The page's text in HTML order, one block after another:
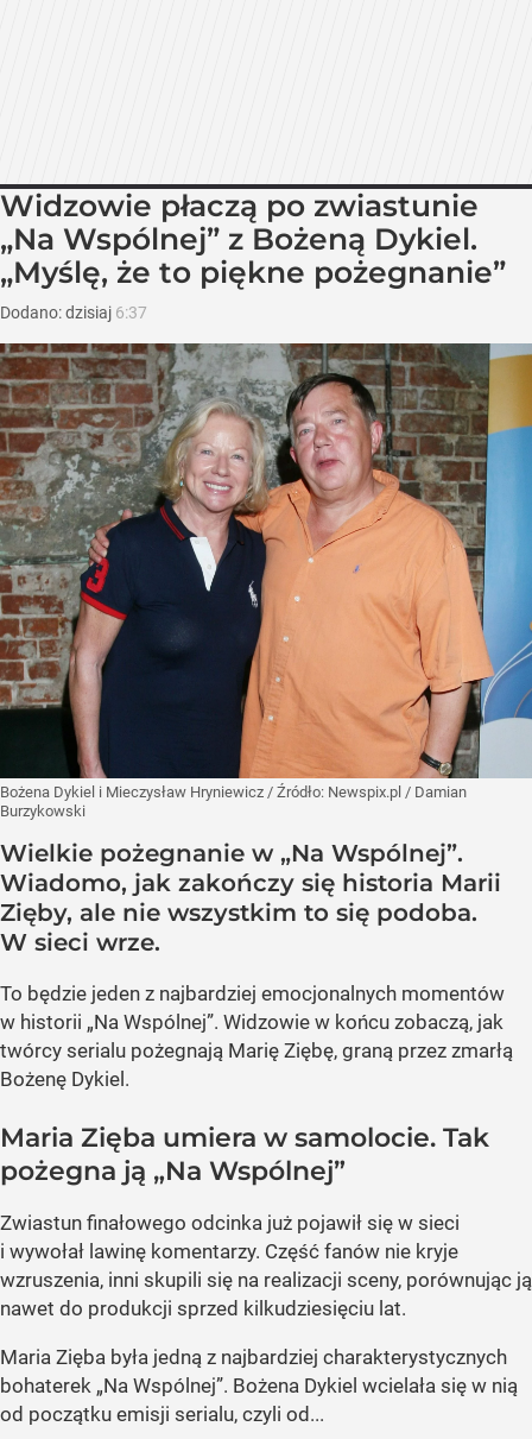
Widzowie płaczą po zwiastunie
„Na Wspólnej” z Bożeną Dykiel.
„Myślę, że to piękne pożegnanie”
Dodano:dzisiaj 6:37
Bożena Dykiel i Mieczysław Hryniewicz / Źródło: Newspix.pl / Damian
Burzykowski
Wielkie pożegnanie w „Na Wspólnej”.
Wiadomo, jak zakończy się historia Marii
Zięby, ale nie wszystkim to się podoba.
W sieci wrze.
To będzie jeden z najbardziej emocjonalnych momentów
w historii „Na Wspólnej”. Widzowie w końcu zobaczą, jak
twórcy serialu pożegnają Marię Ziębę, graną przez zmarłą
Bożenę Dykiel.
Maria Zięba umiera w samolocie. Tak
pożegna ją „Na Wspólnej”
Zwiastun finałowego odcinka już pojawił się w sieci
i wywołał lawinę komentarzy. Część fanów nie kryje
wzruszenia, inni skupili się na realizacji sceny, porównując ją
nawet do produkcji sprzed kilkudziesięciu lat.
Maria Zięba była jedną z najbardziej charakterystycznych
bohaterek „Na Wspólnej”. Bożena Dykiel wcielała się w nią
od początku emisji serialu, czyli od...